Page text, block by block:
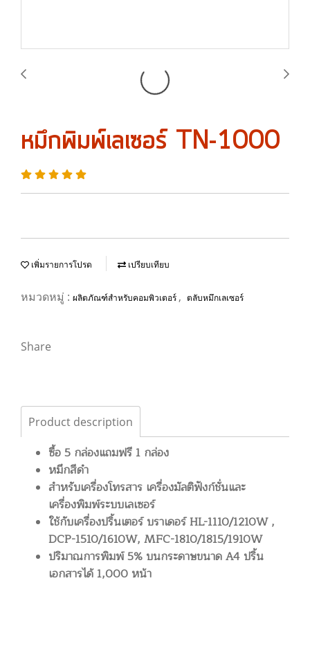
หมึกพิมพ์เลเซอร์ TN-1000
เพิ่มรายการโปรด เปรียบเทียบ
หมวดหมู่ : ผลิตภัณฑ์สำหรับคอมพิวเตอร์ , ตลับหมึกเลเซอร์
Share
Product description
ซื้อ 5 กล่องแถมฟรี 1 กล่อง
หมึกสีดำ
สำหรับเครื่องโทรสาร เครื่องมัลติฟังก์ชั่นและ
เครื่องพิมพ์ระบบเลเซอร์
ใช้กับเครื่องปริ้นเตอร์ บราเดอร์ HL-1110/1210W ,
DCP-1510/1610W, MFC-1810/1815/1910W
ปริมาณการพิมพ์ 5% บนกระดาษขนาด A4 ปริ้น
เอกสารได้ 1,000 หน้า